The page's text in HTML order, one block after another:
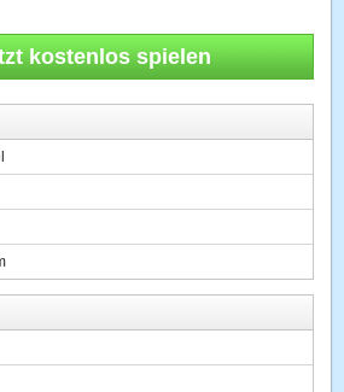
kostenlos spielen